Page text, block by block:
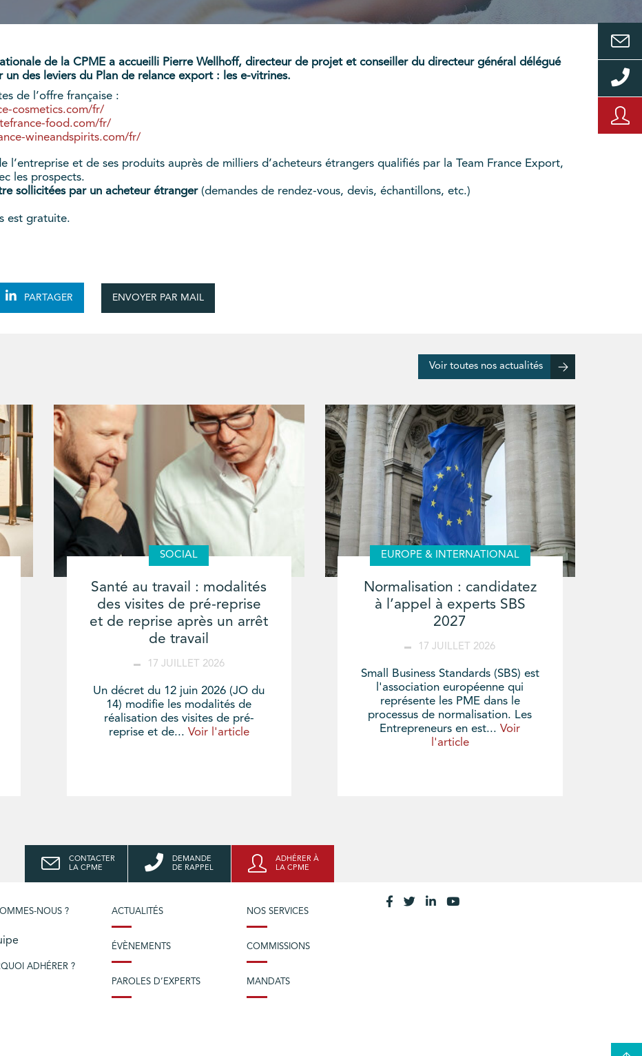
de la CPME a accueilli Pierre Wellhoff, directeur de projet et conseiller du directeur général délégué
un des leviers du Plan de relance export : les e-vitrines.
de l’offre française :
cosmetics.com/fr/
food.com/fr/
wineandspirits.com/fr/
l’entreprise et de ses produits auprès de milliers d’acheteurs étrangers qualifiés par la Team France Export,
les prospects.
sollicitées par un acheteur étranger(demandes de rendez-vous, devis, échantillons, etc.)
est gratuite.
PARTAGER ENVOYER PAR MAIL
Voir toutes nos actualités
SOCIAL
Santé au travail : modalités
des visites de pré-reprise
et de reprise après un arrêt
de travail
17 JUILLET 2026
Un décret du 12 juin 2026 (JO du
14) modifie les modalités de
réalisation des visites de pré-
reprise et de... Voir l'article
EUROPE & INTERNATIONAL
Normalisation : candidatez
à l’appel à experts SBS
2027
17 JUILLET 2026
Small Business Standards (SBS) est
l'association européenne qui
représente les PME dans le
processus de normalisation. Les
Entrepreneurs en est...Voir
l'article
CONTACTER
LA CPME
DEMANDE
DE RAPPEL
ADHÉRER À
LA CPME
NOUS ?
ADHÉRER ?
ACTUALITÉS
ÉVÈNEMENTS
PAROLES D’EXPERTS
NOS SERVICES
COMMISSIONS
MANDATS